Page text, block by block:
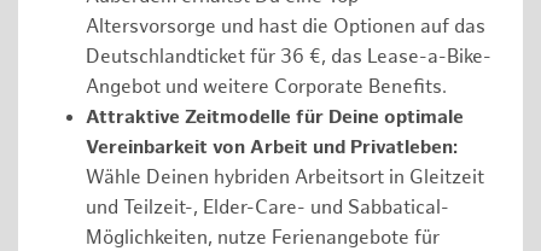
Altersvorsorge und hast die Optionen auf das
Deutschlandticket für 36 €, das Lease-a-Bike-
Angebot und weitere Corporate Benefits.
Attraktive Zeitmodelle für Deine optimale
Vereinbarkeit von Arbeit und Privatleben:
Wähle Deinen hybriden Arbeitsort in Gleitzeit
und Teilzeit-, Elder-Care- und Sabbatical-
Möglichkeiten, nutze Ferienangebote für